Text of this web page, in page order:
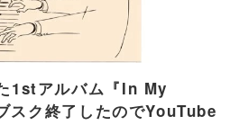
1stアルバム『In My
スク終了したのでYouTube